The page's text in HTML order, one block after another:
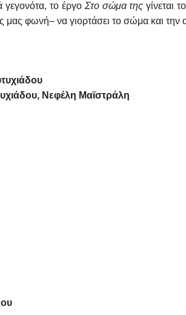
το έργο Στο σώμα της γίνεται
μας φωνή– να γιορτάσει το σώμα και την
Νεφέλη Μαϊστράλη